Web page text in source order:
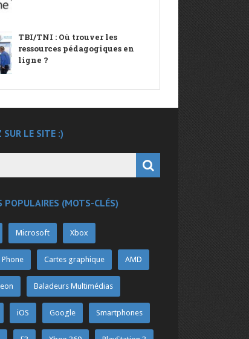
TBI/TNI : Où trouver les
ressources pédagogiques en
ligne ?
SUR LE SITE :)
POPULAIRES (MOTS-CLÉS)
Microsoft Xbox
Cartes graphique AMD
Baladeurs Multimédias
iOS Google Smartphones